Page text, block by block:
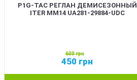
P1G-TAC РЕГЛАН ДЕМИСЕЗОННЫЙ
ITER ММ14 UA281-29884-UDC
600грн
450 грн